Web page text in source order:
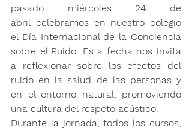
pasado miércoles 24 de
abril celebramos en nuestro colegio
el Día Internacional de la Conciencia
sobre el Ruido. Esta fecha nos invita
a reflexionar sobre los efectos del
ruido en la salud de las personas y
en el entorno natural, promoviendo
una cultura del respeto acústico.
Durante la jornada, todos los cursos,